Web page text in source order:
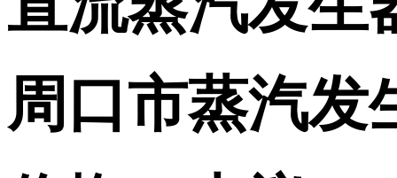
周口市蒸汽发